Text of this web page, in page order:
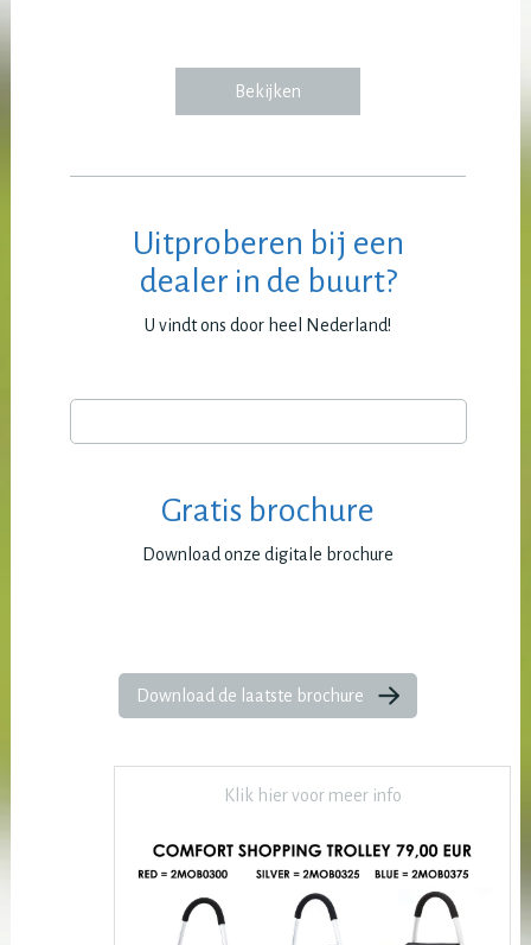
Bekijken
Uitproberen bij een
dealer in de buurt?
U vindt ons door heel Nederland!
Gratis brochure
Download onze digitale brochure
Download de laatste brochure
Klik hier voor meer info